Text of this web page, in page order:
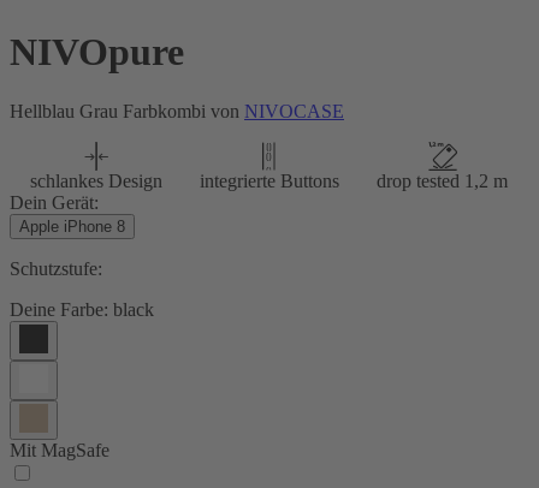
NIVOpure
Hellblau Grau Farbkombi von NIVOCASE
schlankes Design integrierte Buttons
drop tested 1,2 m
Dein Gerät:
Apple iPhone 8
Schutzstufe:
Deine Farbe: black
Mit MagSafe